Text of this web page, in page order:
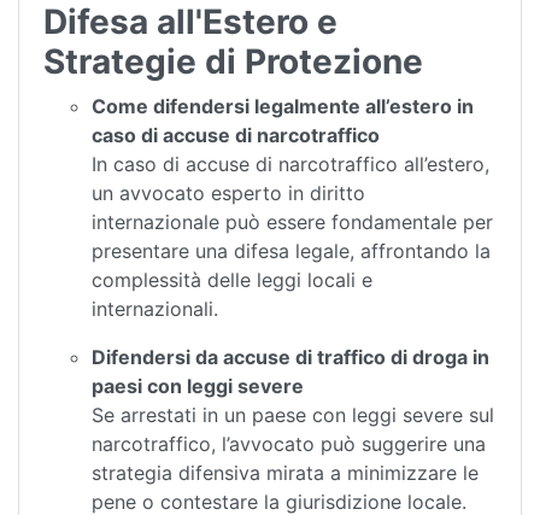
Difesa all'Estero e
Strategie di Protezione
Come difendersi legalmente all’estero in
caso di accuse di narcotraffico
In caso di accuse di narcotraffico all’estero,
un avvocato esperto in diritto
internazionale può essere fondamentale per
presentare una difesa legale, affrontando la
complessità delle leggi locali e
internazionali.
Difendersi da accuse di traffico di droga in
paesi con leggi severe
Se arrestati in un paese con leggi severe sul
narcotraffico, l’avvocato può suggerire una
strategia difensiva mirata a minimizzare le
pene o contestare la giurisdizione locale.